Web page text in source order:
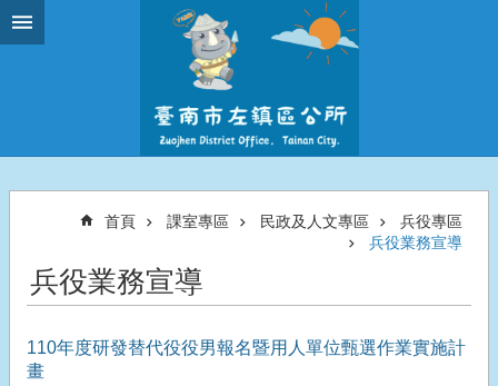
跳到主要內容區塊
首頁 課室專區 民政及人文專區
兵役專區
兵役業務宣導
兵役業務宣導
110年度研發替代役役男報名暨用人單位甄選作業實施計
畫